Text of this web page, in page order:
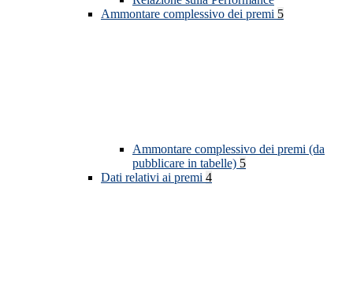
Ammontare complessivo dei premi 5
Ammontare complessivo dei premi (da
pubblicare in tabelle) 5
Dati relativi ai premi 4